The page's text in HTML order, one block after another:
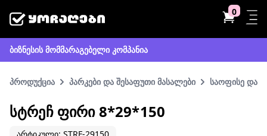
0
ბიზნესის მომმარაგებელი კომპანია
პროდუქცია პარკები და შესაფუთი მასალები საოფისე და
ᲡᲢᲠᲔᲩ ᲤᲘᲠᲘ 8*29*150